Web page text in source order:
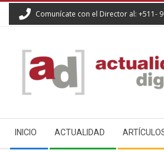
Comunícate con el Director al: +511-
ACTUALIDAD
Navigation
INICIO ACTUALIDAD